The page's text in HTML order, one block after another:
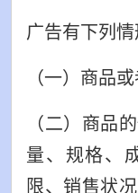
广告有下列情
（一）商品
（二）商品
量、规格、
限、销售状